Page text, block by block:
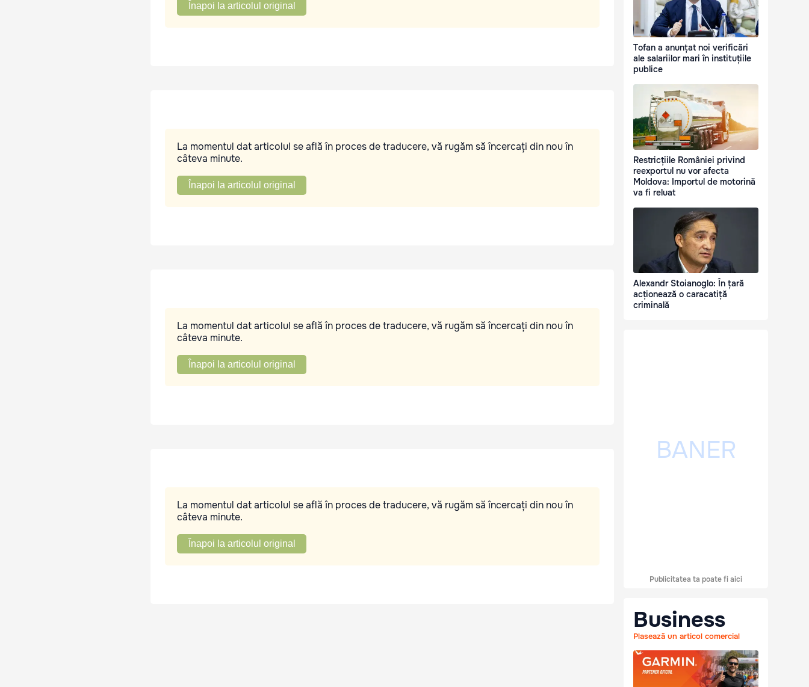
Înapoi la articolul original
La momentul dat articolul se află în proces de traducere, vă rugăm să încercați din nou în
câteva minute.
Înapoi la articolul original
La momentul dat articolul se află în proces de traducere, vă rugăm să încercați din nou în
câteva minute.
Înapoi la articolul original
La momentul dat articolul se află în proces de traducere, vă rugăm să încercați din nou în
câteva minute.
Înapoi la articolul original
Tofan a anunțat noi verificări
ale salariilor mari în instituțiile
publice
Restricțiile României privind
reexportul nu vor afecta
Moldova: Importul de motorină
va fi reluat
Alexandr Stoianoglo: În țară
acționează o caracatiță
criminală
Publicitatea ta poate fi aici
Business
Plasează un articol comercial